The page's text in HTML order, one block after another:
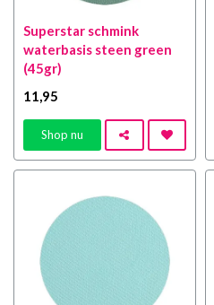
Superstar schmink
waterbasis steen green
(45gr)
11,95
Shop nu